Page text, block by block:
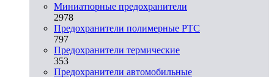
Миниатюрные предохранители
2978
Предохранители полимерные PTC
797
Предохранители термические
353
Предохранители автомобильные